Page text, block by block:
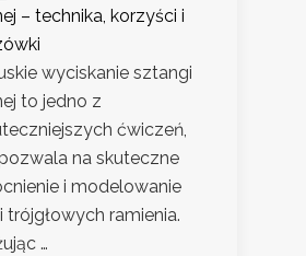
– technika, korzyści i
wyciskanie sztangi
to jedno z
ćwiczeń,
na skuteczne
i modelowanie
trójgłowych ramienia.
…